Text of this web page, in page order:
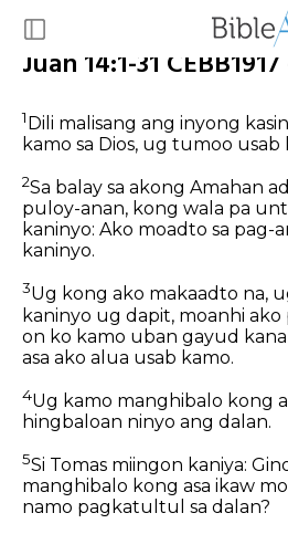
Juan 14:1-31
1Dili malisang ang inyong
kamo sa Dios, ug tumoo usab
2Sa balay sa akong Amahan
puloy-anan, kong wala pa
kaninyo: Ako moadto sa pag-
kaninyo.
3Ug kong ako makaadto na,
kaninyo ug dapit, moanhi
on ko kamo uban gayud
asa ako alua usab kamo.
4Ug kamo manghibalo kong
hingbaloan ninyo ang dalan.
5Si Tomas miingon kaniya:
manghibalo kong asa ikaw
namo pagkatultul sa dalan?